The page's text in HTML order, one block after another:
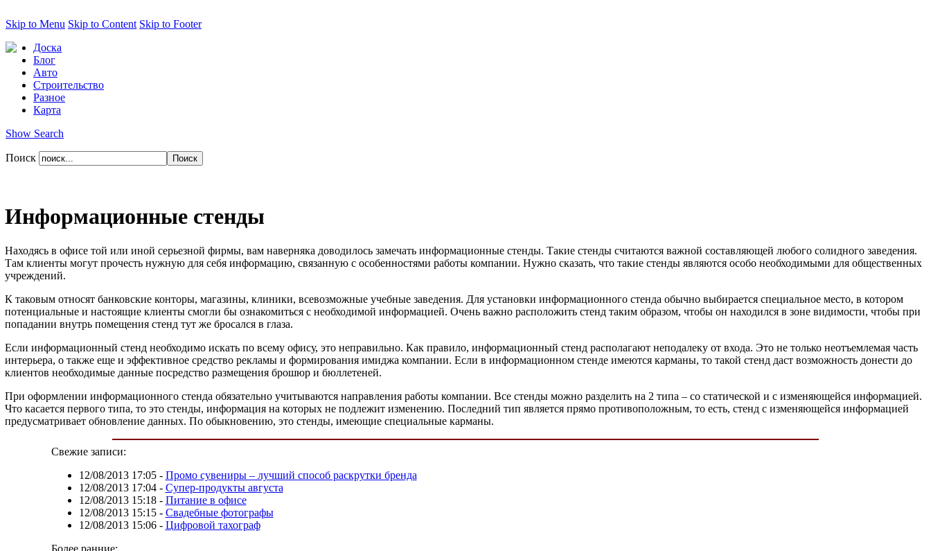
Skip to Menu Skip to Content Skip to Footer
Доска
Блог
Авто
Строительство
Разное
Карта
Show Search
Поиск
Информационные стенды
Находясь в офисе той или иной серьезной фирмы, вам наверняка доводилось замечать информационные стенды. Такие стенды считаются важной составляющей любого солидного заведения.
Там клиенты могут прочесть нужную для себя информацию, связанную с особенностями работы компании. Нужно сказать, что такие стенды являются особо необходимыми для общественных
учреждений.
К таковым относят банковские конторы, магазины, клиники, всевозможные учебные заведения. Для установки информационного стенда обычно выбирается специальное место, в котором
потенциальные и настоящие клиенты смогли бы ознакомиться с необходимой информацией. Очень важно расположить стенд таким образом, чтобы он находился в зоне видимости, чтобы при
попадании внутрь помещения стенд тут же бросался в глаза.
Если информационный стенд необходимо искать по всему офису, это неправильно. Как правило, информационный стенд располагают неподалеку от входа. Это не только неотъемлемая часть
интерьера, о также еще и эффективное средство рекламы и формирования имиджа компании. Если в информационном стенде имеются карманы, то такой стенд даст возможность донести до
клиентов необходимые данные посредство размещения брошюр и бюллетеней.
При оформлении информационного стенда обязательно учитываются направления работы компании. Все стенды можно разделить на 2 типа – со статической и с изменяющейся информацией.
Что касается первого типа, то это стенды, информация на которых не подлежит изменению. Последний тип является прямо противоположным, то есть, стенд с изменяющейся информацией
предусматривает обновление данных. По обыкновению, это стенды, имеющие специальные карманы.
Свежие записи:
12/08/2013 17:05- Промо сувениры – лучший способ раскрутки бренда
12/08/2013 17:04- Супер-продукты августа
12/08/2013 15:18- Питание в офисе
12/08/2013 15:15- Свадебные фотографы
12/08/2013 15:06- Цифровой тахограф
Более ранние: